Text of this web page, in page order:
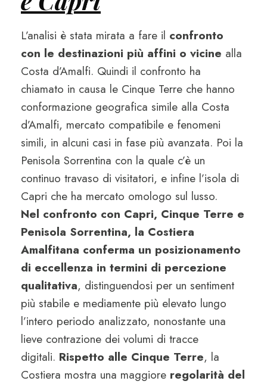
L’analisi è stata mirata a fare il confronto
con le destinazioni più affini o vicine alla
Costa d’Amalfi. Quindi il confronto ha
chiamato in causa le Cinque Terre che hanno
conformazione geografica simile alla Costa
d’Amalfi, mercato compatibile e fenomeni
simili, in alcuni casi in fase più avanzata. Poi la
Penisola Sorrentina con la quale c’è un
continuo travaso di visitatori, e infine l’isola di
Capri che ha mercato omologo sul lusso.
Nel confronto con Capri, Cinque Terre e
Penisola Sorrentina, la Costiera
Amalfitana conferma un posizionamento
di eccellenza in termini di percezione
qualitativa, distinguendosi per un sentiment
più stabile e mediamente più elevato lungo
l’intero periodo analizzato, nonostante una
lieve contrazione dei volumi di tracce
digitali. Rispetto alle Cinque Terre, la
Costiera mostra una maggiore regolarità del